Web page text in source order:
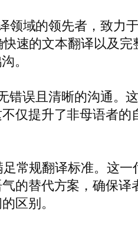
领域的领先者，致力
速的文本翻译以及完
。
错误且清晰的沟通。
仅提升了非母语者的
常规翻译标准。这一
的替代方案，确保译
区别。